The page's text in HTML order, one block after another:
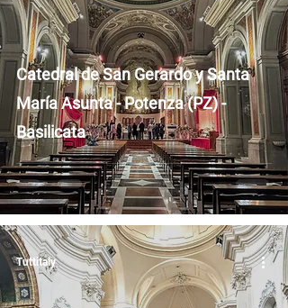
Catedral de San Gerardo y Santa
María Asunta - Potenza (PZ) -
Basilicata
Tuttitaly